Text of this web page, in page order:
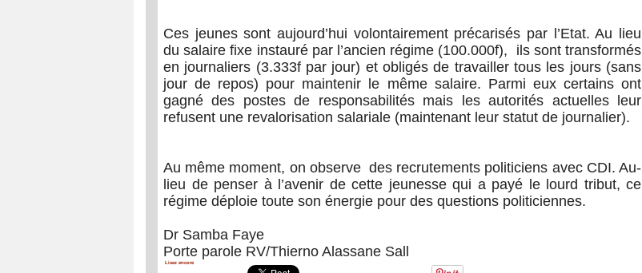
Ces jeunes sont aujourd’hui volontairement précarisés par l’Etat. Au lieu
du salaire fixe instauré par l’ancien régime (100.000f), ils sont transformés
en journaliers (3.333f par jour) et obligés de travailler tous les jours (sans
jour de repos) pour maintenir le même salaire. Parmi eux certains ont
gagné des postes de responsabilités mais les autorités actuelles leur
refusent une revalorisation salariale (maintenant leur statut de journalier).
Au même moment, on observe des recrutements politiciens avec CDI. Au-
lieu de penser à l’avenir de cette jeunesse qui a payé le lourd tribut, ce
régime déploie toute son énergie pour des questions politiciennes.
Dr Samba Faye
Porte parole RV/Thierno Alassane Sall
Lisez encore